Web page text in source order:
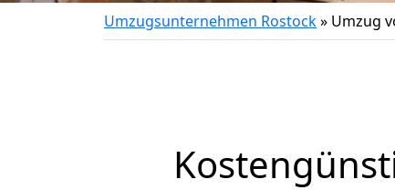
Umzugsunternehmen Rostock» Umzug